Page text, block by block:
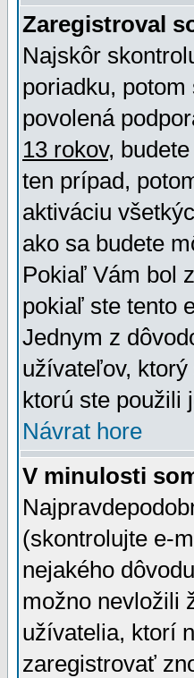
Zaregistroval
Najskôr
poriadku,
povolená
13 rokov,
ten prípad,
aktiváciu
ako sa budete
Pokiaľ Vám bol
pokiaľ ste tento
Jednym z
užívateľov,
ktorú ste použili
Návrat hore
V minulosti
(skontrolujte e-
nejakého
možno nevložili
užívatelia, ktorí
zaregistrovať